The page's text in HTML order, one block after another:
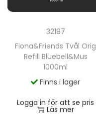
32197
Fiona&Friends Tvål Orig
Refill Bluebell&Mus
1000ml
Finns i lager
Logga in för att se pris
Läs mer